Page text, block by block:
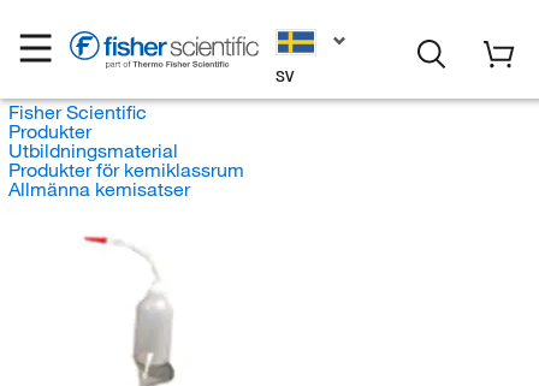
SV
Fisher Scientific
Produkter
Utbildningsmaterial
Produkter för kemiklassrum
Allmänna kemisatser